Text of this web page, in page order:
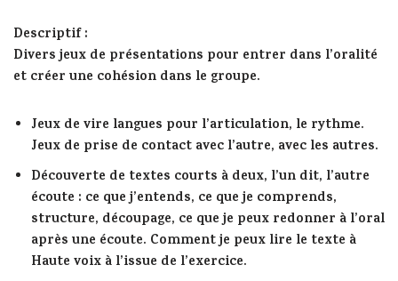
Descriptif:
Divers jeux de présentations pour entrer dans l’oralité
et créer une cohésion dans le groupe.
Jeux de vire langues pour l’articulation, le rythme.
Jeux de prise de contact avec l’autre, avec les autres.
Découverte de textes courts à deux, l’un dit, l’autre
écoute : ce que j’entends, ce que je comprends,
structure, découpage, ce que je peux redonner à l’oral
après une écoute. Comment je peux lire le texte à
Haute voix à l’issue de l’exercice.